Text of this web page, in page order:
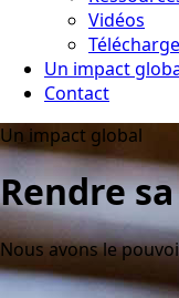
Vidéos
Un impact
Contact
Un impact global
Rendre
Nous avons le